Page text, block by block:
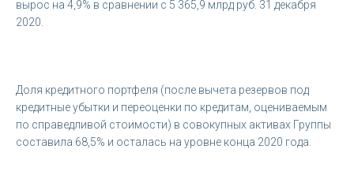
вырос на 4,9% в сравнении с 5 365,9 млрд руб. 31 декабря
2020.
Доля кредитного портфеля (после вычета резервов под
кредитные убытки и переоценки по кредитам, оцениваемым
по справедливой стоимости) в совокупных активах Группы
составила 68,5% и осталась на уровне конца 2020 года.